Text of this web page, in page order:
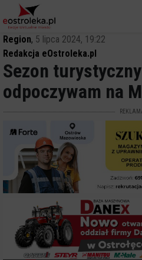
Region, 5 lipca 2024, 19:22
Redakcja eOstroleka.pl
Sezon
odpoczywam na